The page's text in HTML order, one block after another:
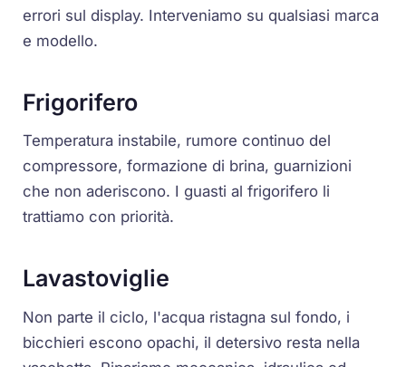
errori sul display. Interveniamo su qualsiasi marca
e modello.
Frigorifero
Temperatura instabile, rumore continuo del
compressore, formazione di brina, guarnizioni
che non aderiscono. I guasti al frigorifero li
trattiamo con priorità.
Lavastoviglie
Non parte il ciclo, l'acqua ristagna sul fondo, i
bicchieri escono opachi, il detersivo resta nella